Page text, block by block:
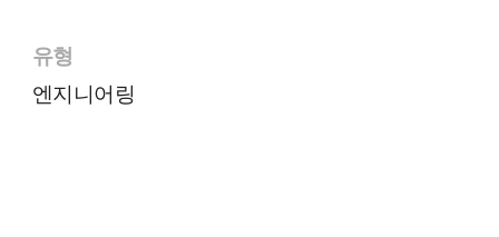
유형
엔지니어링